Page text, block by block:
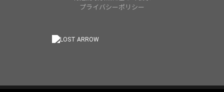
プライバシーポリシー